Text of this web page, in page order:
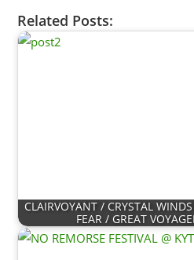
Related Posts:
CLAIRVOYANT / CRYSTAL
FEAR / GREAT